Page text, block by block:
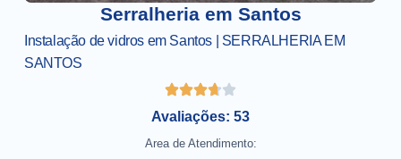
Serralheria em Santos
Instalação de vidros em Santos | SERRALHERIA EM
SANTOS
Avaliações: 53
Area de Atendimento: